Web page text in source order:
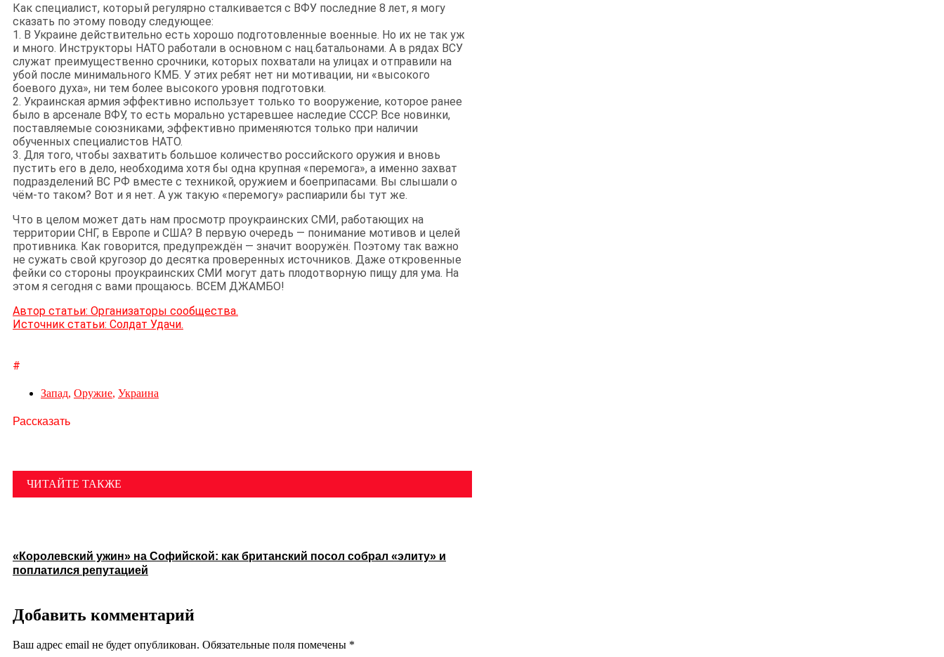
Как специалист, который регулярно сталкивается с ВФУ последние 8 лет, я могу
сказать по этому поводу следующее:
1. В Украине действительно есть хорошо подготовленные военные. Но их не так уж
и много. Инструкторы НАТО работали в основном с нац.батальонами. А в рядах ВСУ
служат преимущественно срочники, которых похватали на улицах и отправили на
убой после минимального КМБ. У этих ребят нет ни мотивации, ни «высокого
боевого духа», ни тем более высокого уровня подготовки.
2. Украинская армия эффективно использует только то вооружение, которое ранее
было в арсенале ВФУ, то есть морально устаревшее наследие СССР. Все новинки,
поставляемые союзниками, эффективно применяются только при наличии
обученных специалистов НАТО.
3. Для того, чтобы захватить большое количество российского оружия и вновь
пустить его в дело, необходима хотя бы одна крупная «перемога», а именно захват
подразделений ВС РФ вместе с техникой, оружием и боеприпасами. Вы слышали о
чём-то таком? Вот и я нет. А уж такую «перемогу» распиарили бы тут же.
Что в целом может дать нам просмотр проукраинских СМИ, работающих на
территории СНГ, в Европе и США? В первую очередь — понимание мотивов и целей
противника. Как говорится, предупреждён — значит вооружён. Поэтому так важно
не сужать свой кругозор до десятка проверенных источников. Даже откровенные
фейки со стороны проукраинских СМИ могут дать плодотворную пищу для ума. На
этом я сегодня с вами прощаюсь. ВСЕМ ДЖАМБО!
Автор статьи: Организаторы сообщества.
Источник статьи: Солдат Удачи.
#
Запад, Оружие, Украина
Рассказать
ЧИТАЙТЕ ТАКЖЕ
«Королевский ужин» на Софийской: как британский посол собрал «элиту» и
поплатился репутацией
Добавить комментарий
Ваш адрес email не будет опубликован. Обязательные поля помечены *